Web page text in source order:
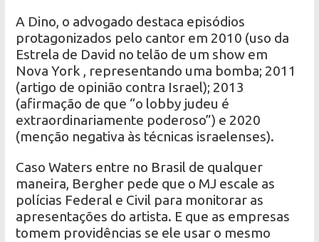
A Dino, o advogado destaca episódios
protagonizados pelo cantor em 2010 (uso da
Estrela de David no telão de um show em
Nova York , representando uma bomba; 2011
(artigo de opinião contra Israel); 2013
(afirmação de que “o lobby judeu é
extraordinariamente poderoso”) e 2020
(menção negativa às técnicas israelenses).
Caso Waters entre no Brasil de qualquer
maneira, Bergher pede que o MJ escale as
polícias Federal e Civil para monitorar as
apresentações do artista. E que as empresas
tomem providências se ele usar o mesmo